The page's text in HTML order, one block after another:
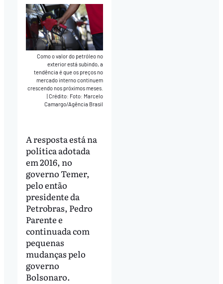
Como o valor do petróleo no
exterior está subindo, a
tendência é que os preços no
mercado interno continuem
crescendo nos próximos meses.
|Crédito: Foto: Marcelo
Camargo/Agência Brasil
A resposta está na
política adotada
em 2016, no
governo Temer,
pelo então
presidente da
Petrobras, Pedro
Parente e
continuada com
pequenas
mudanças pelo
governo
Bolsonaro.